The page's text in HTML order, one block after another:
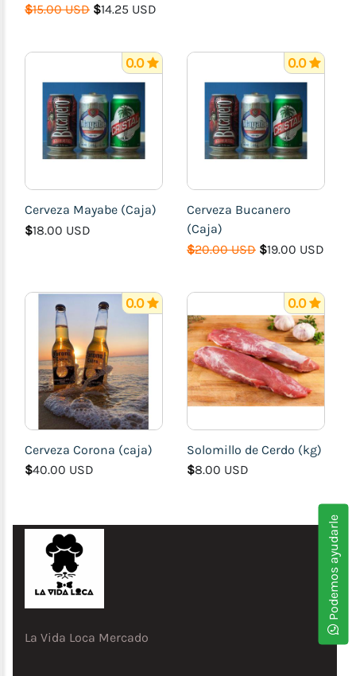
Carne
Res
Pollo
Cerdo
Pescados
Bebidas
Personal,
Aseo
Electrodomésticos
Útiles
del
Hogar
Juguetes
Deporte
y
(Accesorios
para
Motos
y
Prendas
$15.00 USD $14.25 USD
0.0
Cerveza Mayabe (Caja)
$18.00 USD
0.0
Cerveza Bucanero
(Caja)
$20.00 USD $19.00 USD
0.0
Cerveza Corona (caja)
$40.00 USD
0.0
Solomillo de Cerdo (kg)
$8.00 USD
Podemos ayudarle
La Vida Loca Mercado